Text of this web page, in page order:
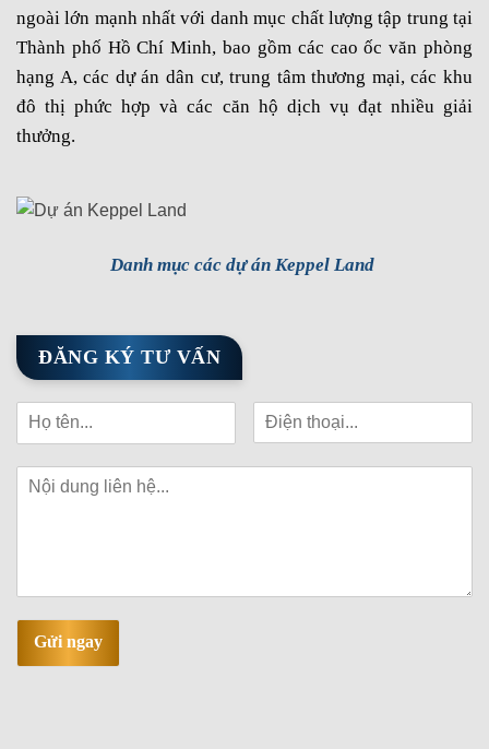
ngoài lớn mạnh nhất với danh mục chất lượng tập trung tại
Thành phố Hồ Chí Minh, bao gồm các cao ốc văn phòng
hạng A, các dự án dân cư, trung tâm thương mại, các khu
đô thị phức hợp và các căn hộ dịch vụ đạt nhiều giải
thưởng.
Danh mục các dự án Keppel Land
ĐĂNG KÝ TƯ VẤN
Gửi ngay